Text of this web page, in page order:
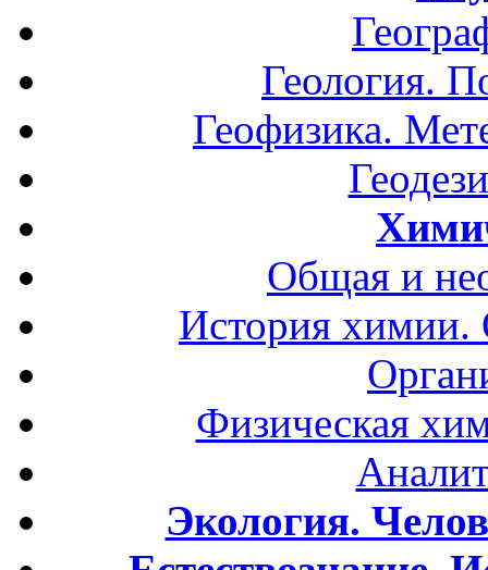
Геология.
Геофизика.
Общая и
История
Физическая
Экология.